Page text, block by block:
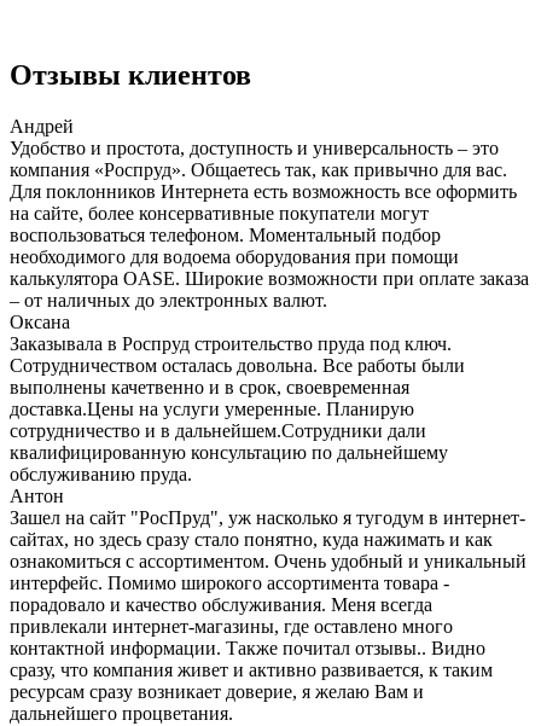
Отзывы клиентов
Андрей
Удобство и простота, доступность и универсальность – это
компания «Роспруд». Общаетесь так, как привычно для вас.
Для поклонников Интернета есть возможность все оформить
на сайте, более консервативные покупатели могут
воспользоваться телефоном. Моментальный подбор
необходимого для водоема оборудования при помощи
калькулятора OASE. Широкие возможности при оплате заказа
– от наличных до электронных валют.
Оксана
Заказывала в Роспруд строительство пруда под ключ.
Сотрудничеством осталась довольна. Все работы были
выполнены качетвенно и в срок, своевременная
доставка.Цены на услуги умеренные. Планирую
сотрудничество и в дальнейшем.Сотрудники дали
квалифицированную консультацию по дальнейшему
обслуживанию пруда.
Антон
Зашел на сайт "РосПруд", уж насколько я тугодум в интернет-
сайтах, но здесь сразу стало понятно, куда нажимать и как
ознакомиться с ассортиментом. Очень удобный и уникальный
интерфейс. Помимо широкого ассортимента товара -
порадовало и качество обслуживания. Меня всегда
привлекали интернет-магазины, где оставлено много
контактной информации. Также почитал отзывы.. Видно
сразу, что компания живет и активно развивается, к таким
ресурсам сразу возникает доверие, я желаю Вам и
дальнейшего процветания.